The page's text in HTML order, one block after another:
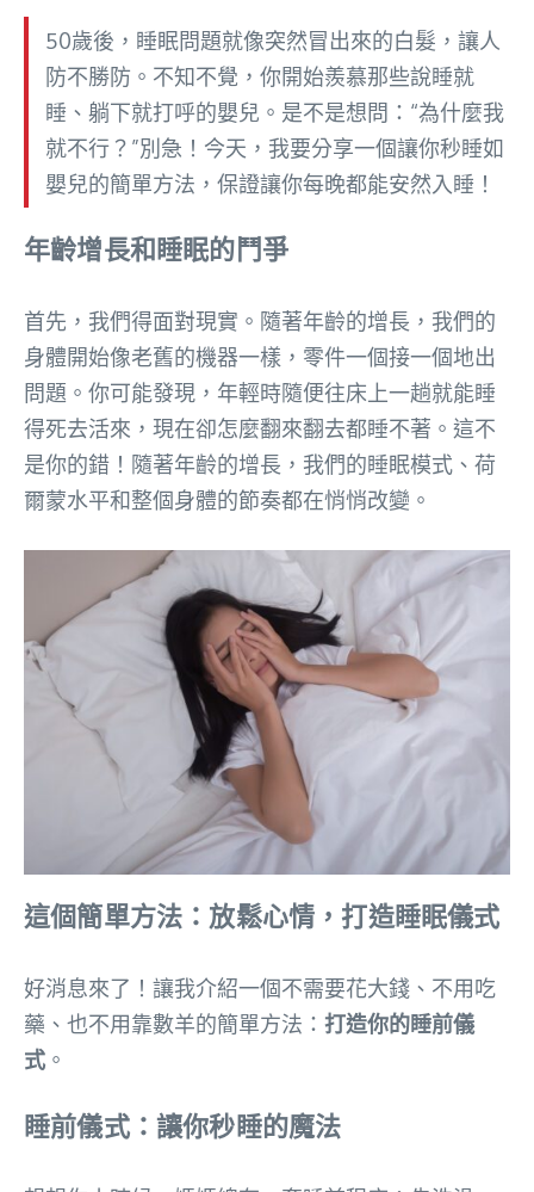
50歲後，睡眠問題就像突然冒出來的白髮，讓人
防不勝防。不知不覺，你開始羨慕那些說睡就
睡、躺下就打呼的嬰兒。是不是想問：“為什麼我
就不行？”別急！今天，我要分享一個讓你秒睡如
嬰兒的簡單方法，保證讓你每晚都能安然入睡！
年齡增長和睡眠的鬥爭
首先，我們得面對現實。隨著年齡的增長，我們的
身體開始像老舊的機器一樣，零件一個接一個地出
問題。你可能發現，年輕時隨便往床上一趟就能睡
得死去活來，現在卻怎麼翻來翻去都睡不著。這不
是你的錯！隨著年齡的增長，我們的睡眠模式、荷
爾蒙水平和整個身體的節奏都在悄悄改變。
這個簡單方法：放鬆心情，打造睡眠儀式
好消息來了！讓我介紹一個不需要花大錢、不用吃
藥、也不用靠數羊的簡單方法： 打造你的睡前儀
式 。
睡前儀式：讓你秒睡的魔法